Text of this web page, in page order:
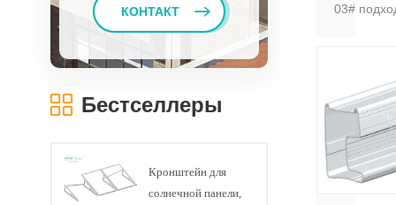
03#
КОНТАКТ
Бестселлеры
Кронштейн для
солнечной панели,